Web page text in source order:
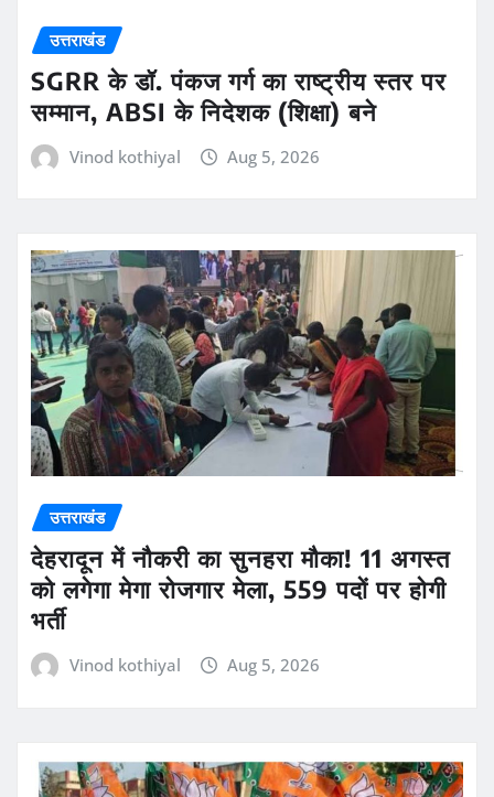
उत्तराखंड
SGRR के डॉ. पंकज गर्ग का राष्ट्रीय स्तर पर
सम्मान, ABSI के निदेशक (शिक्षा) बने
Vinod kothiyal Aug 5, 2026
उत्तराखंड
देहरादून में नौकरी का सुनहरा मौका! 11 अगस्त
को लगेगा मेगा रोजगार मेला, 559 पदों पर होगी
भर्ती
Vinod kothiyal Aug 5, 2026